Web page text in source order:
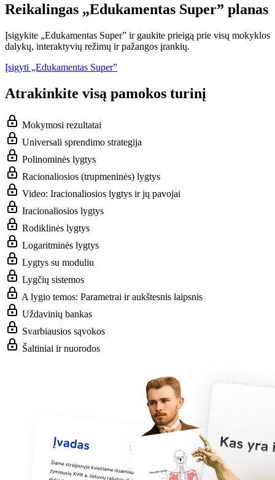
Reikalingas „Edukamentas Super” planas
Įsigykite „Edukamentas Super” ir gaukite prieigą prie visų mokyklos
dalykų, interaktyvių režimų ir pažangos įrankių.
Įsigyti „Edukamentas Super”
Atrakinkite visą pamokos turinį
Mokymosi rezultatai
Universali sprendimo strategija
Polinominės lygtys
Racionaliosios (trupmeninės) lygtys
Video: Iracionaliosios lygtys ir jų pavojai
Iracionaliosios lygtys
Rodiklinės lygtys
Logaritminės lygtys
Lygtys su moduliu
Lygčių sistemos
A lygio temos: Parametrai ir aukštesnis laipsnis
Uždavinių bankas
Svarbiausios sąvokos
Šaltiniai ir nuorodos